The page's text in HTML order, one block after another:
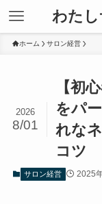
わた
ホーム サロン経営
【初
をパ
れな
コツ
2026
8/01
サロン経営 2025